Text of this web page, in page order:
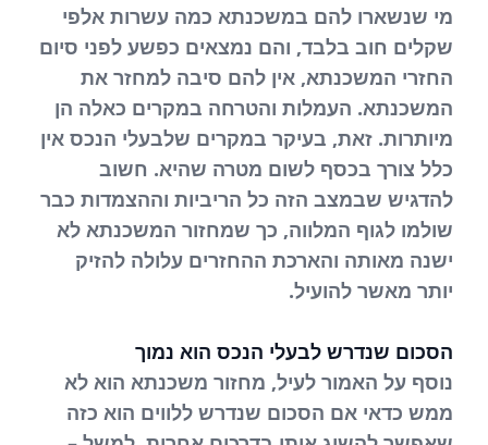
מי שנשארו להם במשכנתא כמה עשרות אלפי
שקלים חוב בלבד, והם נמצאים כפשע לפני סיום
החזרי המשכנתא, אין להם סיבה למחזר את
המשכנתא. העמלות והטרחה במקרים כאלה הן
מיותרות. זאת, בעיקר במקרים שלבעלי הנכס אין
כלל צורך בכסף לשום מטרה שהיא. חשוב
להדגיש שבמצב הזה כל הריביות וההצמדות כבר
שולמו לגוף המלווה, כך שמחזור המשכנתא לא
ישנה מאותה והארכת ההחזרים עלולה להזיק
יותר מאשר להועיל.
הסכום שנדרש לבעלי הנכס הוא נמוך
נוסף על האמור לעיל, מחזור משכנתא הוא לא
ממש כדאי אם הסכום שנדרש ללווים הוא כזה